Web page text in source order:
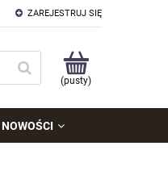
ZAREJESTRUJ SIĘ
(pusty)
NOWOŚCI